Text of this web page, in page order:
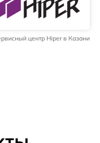
центр Hiper в Казани